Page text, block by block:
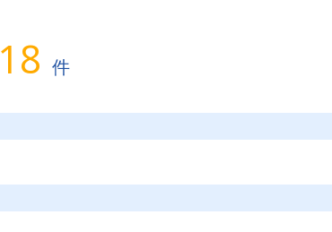
18 件